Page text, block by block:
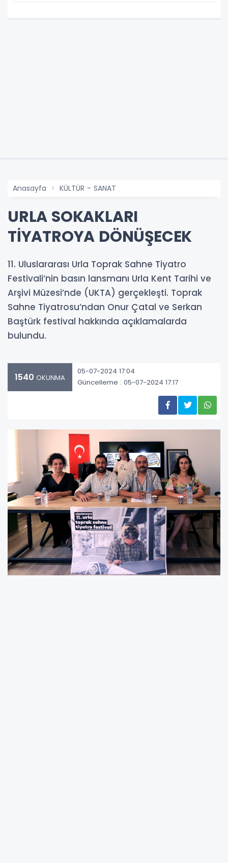
Anasayfa KÜLTÜR - SANAT
URLA SOKAKLARI
TİYATROYA DÖNÜŞECEK
11. Uluslararası Urla Toprak Sahne Tiyatro
Festivali’nin basın lansmanı Urla Kent Tarihi ve
Arşivi Müzesi’nde (UKTA) gerçekleşti. Toprak
Sahne Tiyatrosu’ndan Onur Çatal ve Serkan
Baştürk festival hakkında açıklamalarda
bulundu.
1540 OKUNMA
05-07-2024 17:04
Güncelleme : 05-07-2024 17:17